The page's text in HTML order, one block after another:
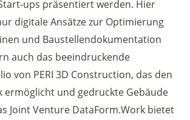
ups präsentiert werden. Hier
digitale Ansätze zur Optimierung
und Baustellendokumentation
auch das beeindruckende
von PERI 3D Construction, das den
ermöglicht und gedruckte Gebäude
Joint Venture DataForm.Work bietet